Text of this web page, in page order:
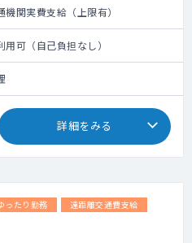
機関実費支給（上限有）
用可（自己負担なし）
詳細をみる
ったり勤務
遠距離交通費支給